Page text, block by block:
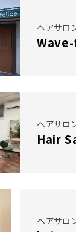
ヘアサロ
ヘアサロ
Hair
ヘアサロ